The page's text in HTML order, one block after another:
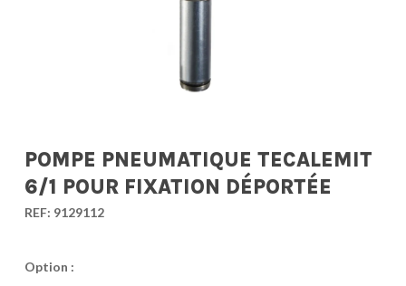
POMPE PNEUMATIQUE TECALEMIT
6/1 POUR FIXATION DÉPORTÉE
REF: 9129112
Option :